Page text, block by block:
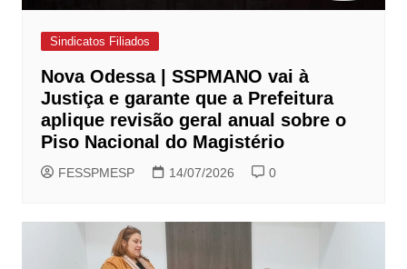
Sindicatos Filiados
Nova Odessa | SSPMANO vai à
Justiça e garante que a Prefeitura
aplique revisão geral anual sobre o
Piso Nacional do Magistério
FESSPMESP 14/07/2026 0